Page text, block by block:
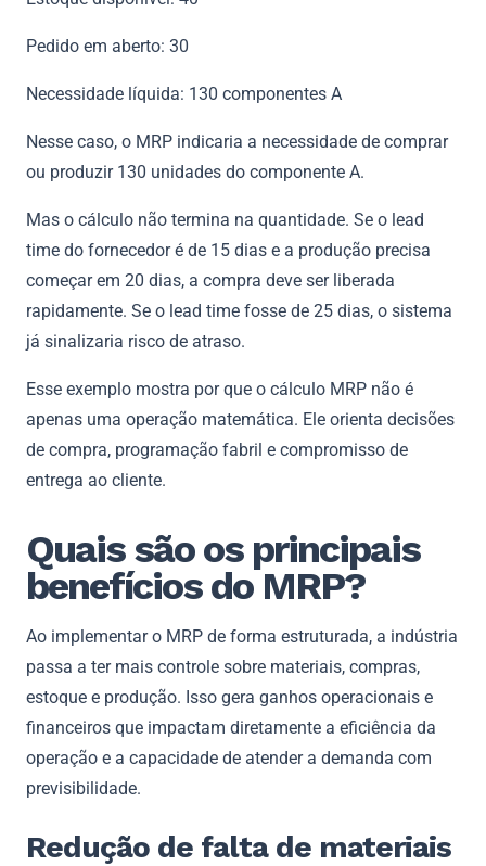
Pedido em aberto: 30
Necessidade líquida: 130 componentes A
Nesse caso, o MRP indicaria a necessidade de comprar
ou produzir 130 unidades do componente A.
Mas o cálculo não termina na quantidade. Se o lead
time do fornecedor é de 15 dias e a produção precisa
começar em 20 dias, a compra deve ser liberada
rapidamente. Se o lead time fosse de 25 dias, o sistema
já sinalizaria risco de atraso.
Esse exemplo mostra por que o cálculo MRP não é
apenas uma operação matemática. Ele orienta decisões
de compra, programação fabril e compromisso de
entrega ao cliente.
Quais são os principais
benefícios do MRP?
Ao implementar o MRP de forma estruturada, a indústria
passa a ter mais controle sobre materiais, compras,
estoque e produção. Isso gera ganhos operacionais e
financeiros que impactam diretamente a eficiência da
operação e a capacidade de atender a demanda com
previsibilidade.
Redução de falta de materiais